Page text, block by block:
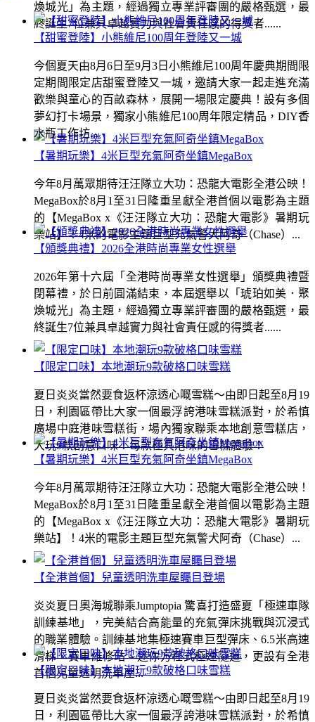
煥城光」為主題，經過獨立專業評審團的嚴格甄選，最
終誕生7位兼具卓越實力與社會責任感的得獎者......
【暑期玩樂】4米巨型充氣阿奇坐鎮MegaBox
今年8月萬眾期待汪汪隊立大功：恐龍大電影全港公映！
MegaBox於8月1至31日隆重呈獻全港首個以電影為主題
的【MegaBox x《汪汪隊立大功：恐龍大電影》暑期玩
樂站】！4米的電影主題巨型充氣警犬阿奇（Chase）...
【限定口味】本地潮玩9款破格口味雪糕
夏日炎炎當然要食返杯涼透心嘅雪糕～由即日起至8月19
日，利園區帶比大家一個最浮誇港味雪糕派對，於希慎
廣場中庭港味雪糕街，場內獨家聯乘本地創意雪糕店，
大玩9款創意口味！每款極具港味的雪糕體驗！
【全港首個】兒童透明洗車屋矚目登場
炎炎夏日奧海城聯乘Jumptopia 驚喜打造盛夏「極速車隊
訓練基地」，完美結合高能量的充氣彈床挑戰與沉浸式
的職業體驗。訓練基地集極速賽車巨型彈床、6.5米高速
滑梯、賽車維修站、迷你方程式極速隧道，更設有全港
首個兒童透明洗車屋...
【甜蜜登陸】小熊維尼100周年登陸又一城
今個夏天由8月6日至9月3日小熊維尼100周年慶典期間限
定期間限定店甜蜜登陸又一城，邀請大家一起走進充滿
歡樂與童心的百畝森林，展開一場限定慶典！設有多個
夢幻打卡場景，獨家小熊維尼100周年限定精品，DIY香
水瓶工作坊...
【頒獎典禮】2026全港時尚專業女性選舉
2026年第十六屆「全港時尚專業女性選舉」頒獎典禮暨
閉幕禮，於日前圓滿結束，本屆選舉以「琥珀如美．聚
煥城光」為主題，經過獨立專業評審團的嚴格甄選，最
終誕生7位兼具卓越實力與社會責任感的得獎者......
【暑期玩樂】4米巨型充氣阿奇坐鎮MegaBox
今年8月萬眾期待汪汪隊立大功：恐龍大電影全港公映！
MegaBox於8月1至31日隆重呈獻全港首個以電影為主題
的【MegaBox x《汪汪隊立大功：恐龍大電影》暑期玩
樂站】！4米的電影主題巨型充氣警犬阿奇（Chase）...
【限定口味】本地潮玩9款破格口味雪糕
夏日炎炎當然要食返杯涼透心嘅雪糕～由即日起至8月19
日，利園區帶比大家一個最浮誇港味雪糕派對，於希慎